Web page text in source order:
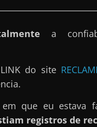
a
do site
que eu estava
registros de